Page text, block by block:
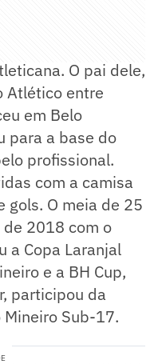
O pai dele,
Atlético entre
em Belo
para a base do
profissional.
com a camisa
gols. O meia de 25
2018 com o
a Copa Laranjal
e a BH Cup,
participou da
Sub-17.